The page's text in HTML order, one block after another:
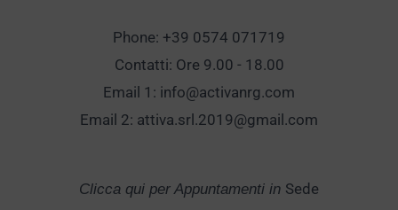
Phone: +39 0574 071719
Contatti: Ore 9.00 - 18.00
Email 1: info@activanrg.com
Email 2: attiva.srl.2019@gmail.com
Clicca qui per Appuntamenti in Sede